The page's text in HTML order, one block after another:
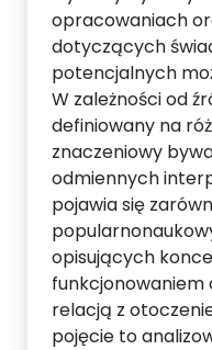
opracowaniach
dotyczących
potencjalnych
W zależności od
definiowany na
znaczeniowy
odmiennych
pojawia się
opisujących
funkcjonowaniem
relacją z
pojęcie to